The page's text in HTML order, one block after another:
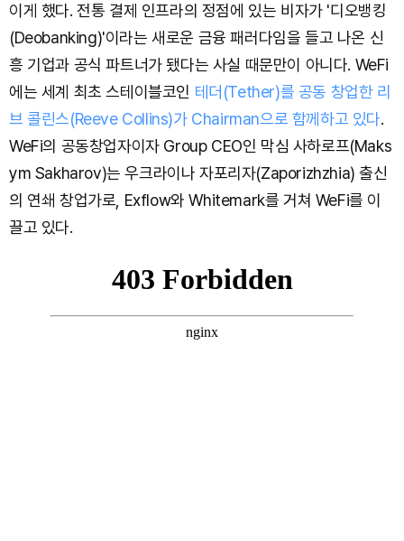
이게 했다. 전통 결제 인프라의 정점에 있는 비자가 '디오뱅킹
(Deobanking)'이라는 새로운 금융 패러다임을 들고 나온 신
흥 기업과 공식 파트너가 됐다는 사실 때문만이 아니다. WeFi
에는 세계 최초 스테이블코인 테더(Tether)를 공동 창업한 리
브 콜린스(Reeve Collins)가 Chairman으로 함께하고 있다.
WeFi의 공동창업자이자 Group CEO인 막심 사하로프(Maks
ym Sakharov)는 우크라이나 자포리자(Zaporizhzhia) 출신
의 연쇄 창업가로, Exflow와 Whitemark를 거쳐 WeFi를 이
끌고 있다.